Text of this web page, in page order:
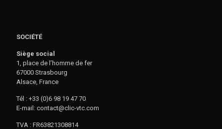
SOCIÉTÉ
Siège social
1, place de l’homme de fer
67000 Strasbourg
Alsace, France
Tél : +33 (0)6 98 19 47 70
E-mail: contact@clic-vtc.com
TVA : FR63821308814